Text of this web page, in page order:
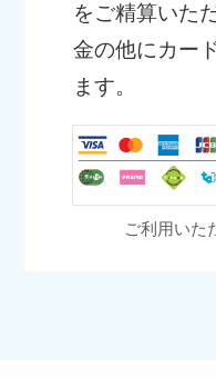
をご精算いた
金の他にカー
ます。
ご利用いた